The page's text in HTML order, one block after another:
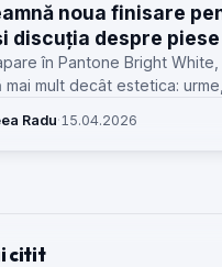
noua finisare
discuția despre piese
în Pantone Bright
mult decât estetica:
Radu· 15.04.2026
citit